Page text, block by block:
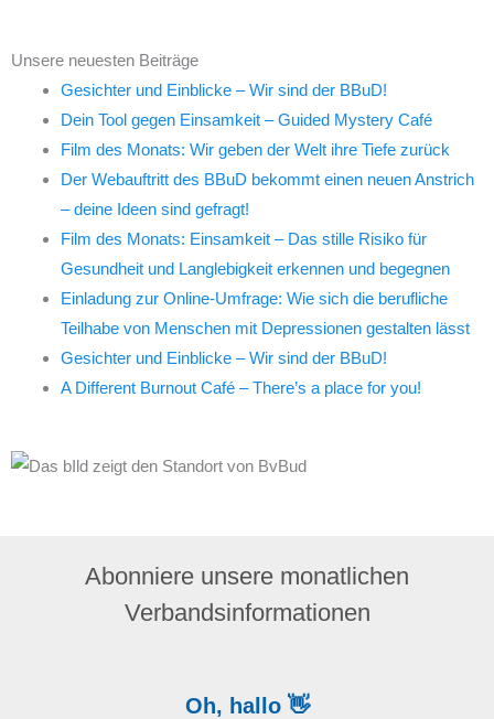
Unsere neuesten Beiträge
Gesichter und Einblicke – Wir sind der BBuD!
Dein Tool gegen Einsamkeit – Guided Mystery Café
Film des Monats: Wir geben der Welt ihre Tiefe zurück
Der Webauftritt des BBuD bekommt einen neuen Anstrich
– deine Ideen sind gefragt!
Film des Monats: Einsamkeit – Das stille Risiko für
Gesundheit und Langlebigkeit erkennen und begegnen
Einladung zur Online-Umfrage: Wie sich die berufliche
Teilhabe von Menschen mit Depressionen gestalten lässt
Gesichter und Einblicke – Wir sind der BBuD!
A Different Burnout Café – There’s a place for you!
Abonniere unsere monatlichen
Verbandsinformationen
Oh, hallo 👋